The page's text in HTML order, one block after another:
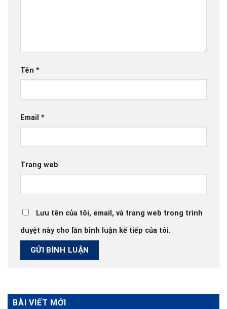
Tên *
Email *
Trang web
Lưu tên của tôi, email, và trang web trong trình
duyệt này cho lần bình luận kế tiếp của tôi.
BÀI VIẾT MỚI